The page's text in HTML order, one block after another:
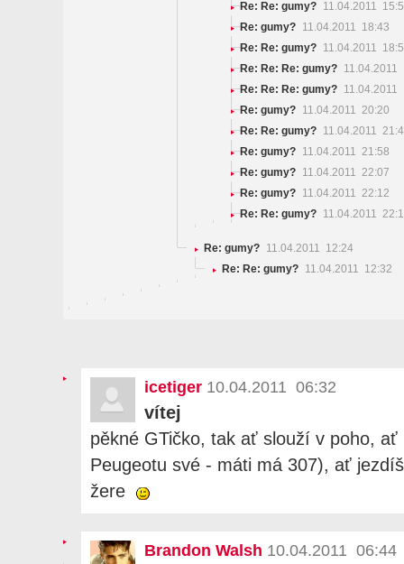
Re: Re: gumy? 11.04.2011
Re: gumy? 11.04.2011 18:43
Re: Re: gumy? 11.04.2011
Re: Re: Re: gumy? 11.04.2011
Re: Re: Re: gumy? 11.04.2011
Re: gumy? 11.04.2011 20:20
Re: Re: gumy? 11.04.2011
Re: gumy? 11.04.2011 21:58
Re: gumy? 11.04.2011 22:07
Re: gumy? 11.04.2011 22:12
Re: Re: gumy? 11.04.2011
Re: gumy? 11.04.2011 12:24
Re: Re: gumy? 11.04.2011 12:32
icetiger 10.04.2011 06:32
vítej
pěkné GTičko, tak ať slouží v poho,
Peugeotu své - máti má 307), ať
žere
Brandon Walsh 10.04.2011 06:44